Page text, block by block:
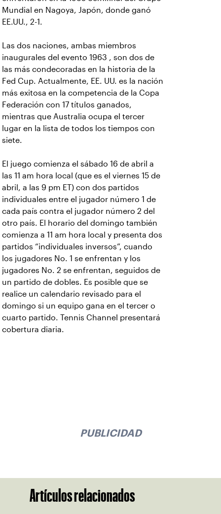
Mundial en Nagoya, Japón, donde ganó
EE.UU., 2-1.
Las dos naciones, ambas miembros
inaugurales del evento 1963 , son dos de
las más condecoradas en la historia de la
Fed Cup. Actualmente, EE. UU. es la nación
más exitosa en la competencia de la Copa
Federación con 17 títulos ganados,
mientras que Australia ocupa el tercer
lugar en la lista de todos los tiempos con
siete.
El juego comienza el sábado 16 de abril a
las 11 am hora local (que es el viernes 15 de
abril, a las 9 pm ET) con dos partidos
individuales entre el jugador número 1 de
cada país contra el jugador número 2 del
otro país. El horario del domingo también
comienza a 11 am hora local y presenta dos
partidos “individuales inversos”, cuando
los jugadores No. 1 se enfrentan y los
jugadores No. 2 se enfrentan, seguidos de
un partido de dobles. Es posible que se
realice un calendario revisado para el
domingo si un equipo gana en el tercer o
cuarto partido. Tennis Channel presentará
cobertura diaria.
PUBLICIDAD
Artículos relacionados